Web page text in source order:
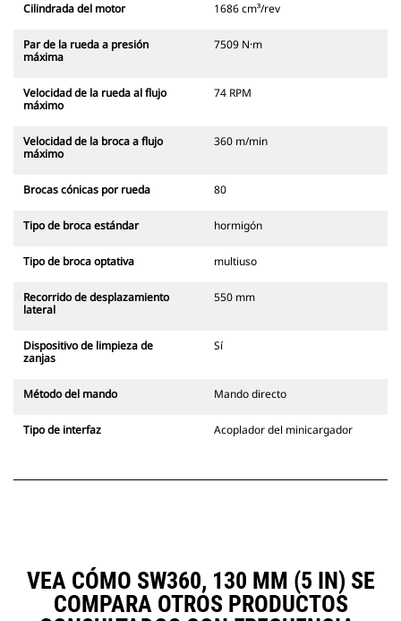
Cilindrada del motor 1686 cm³/rev
Par de la rueda a presión
máxima
7509 N·m
Velocidad de la rueda al flujo
máximo
74 RPM
Velocidad de la broca a flujo
máximo
360 m/min
Brocas cónicas por rueda 80
Tipo de broca estándar hormigón
Tipo de broca optativa multiuso
Recorrido de desplazamiento
lateral
550 mm
Dispositivo de limpieza de
zanjas
Sí
Método del mando Mando directo
Tipo de interfaz Acoplador del minicargador
VEA CÓMO SW360, 130 MM (5 IN) SE
COMPARA OTROS PRODUCTOS